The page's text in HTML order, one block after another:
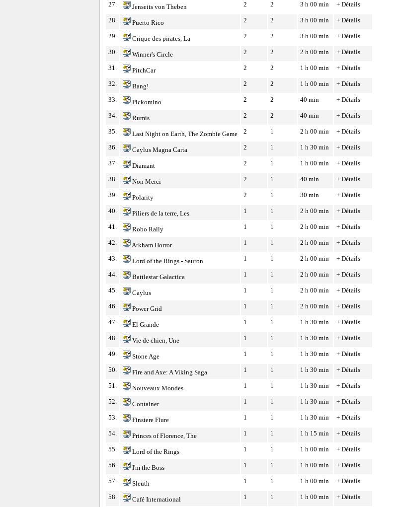
27. Jenseits von Theben 2 2 3 h 00 min + Détails
28. Puerto Rico 2 2 3 h 00 min + Détails
29. Crique des pirates, La 2 2 3 h 00 min + Détails
30. Winner's Circle 2 2 2 h 00 min + Détails
31. PitchCar 2 2 1 h 00 min + Détails
32. Bang! 2 2 1 h 00 min + Détails
33. Pickomino 2 2 40 min + Détails
34. Rumis 2 2 40 min + Détails
35. Last Night on Earth, The Zombie Game 2 1 2 h 00 min + Détails
36. Caylus Magna Carta 2 1 1 h 30 min + Détails
37. Diamant 2 1 1 h 00 min + Détails
38. Non Merci 2 1 40 min + Détails
39. Polarity 2 1 30 min + Détails
40. Piliers de la terre, Les 1 1 2 h 00 min + Détails
41. Robo Rally 1 1 2 h 00 min + Détails
42. Arkham Horror 1 1 2 h 00 min + Détails
43. Lord of the Rings - Sauron 1 1 2 h 00 min + Détails
44. Battlestar Galactica 1 1 2 h 00 min + Détails
45. Caylus 1 1 2 h 00 min + Détails
46. Power Grid 1 1 2 h 00 min + Détails
47. El Grande 1 1 1 h 30 min + Détails
48. Vie de chien, Une 1 1 1 h 30 min + Détails
49. Stone Age 1 1 1 h 30 min + Détails
50. Fire and Axe: A Viking Saga 1 1 1 h 30 min + Détails
51. Nouveaux Mondes 1 1 1 h 30 min + Détails
52. Container 1 1 1 h 30 min + Détails
53. Finstere Flure 1 1 1 h 30 min + Détails
54. Princes of Florence, The 1 1 1 h 15 min + Détails
55. Lord of the Rings 1 1 1 h 00 min + Détails
56. I'm the Boss 1 1 1 h 00 min + Détails
57. Sleuth 1 1 1 h 00 min + Détails
58. Café International 1 1 1 h 00 min + Détails